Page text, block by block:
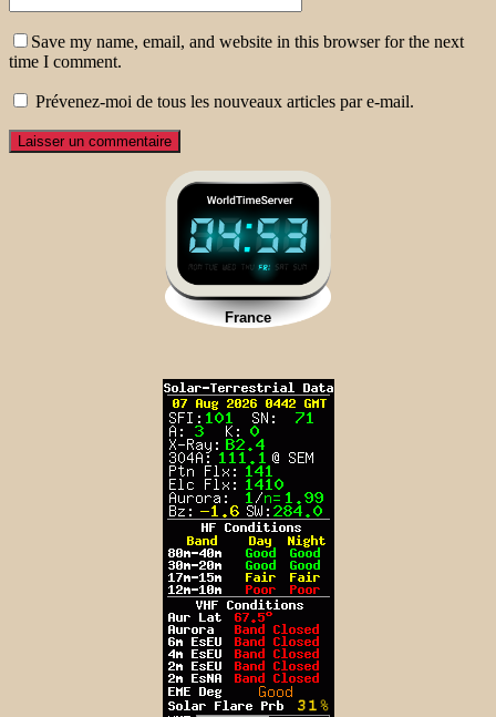
Save my name, email, and website in this browser for the next
time I comment.
Prévenez-moi de tous les nouveaux articles par e-mail.